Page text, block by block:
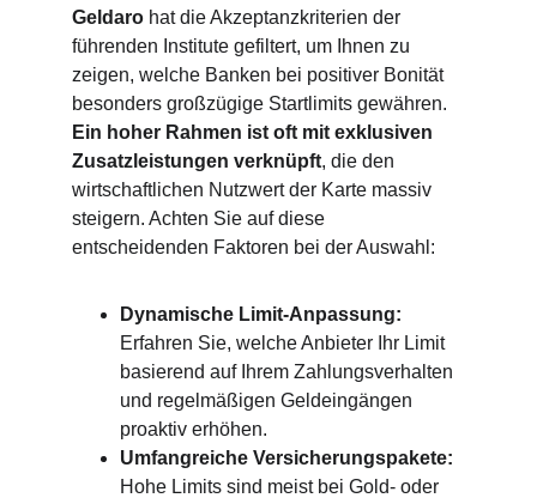
Geldaro hat die Akzeptanzkriterien der
führenden Institute gefiltert, um Ihnen zu
zeigen, welche Banken bei positiver Bonität
besonders großzügige Startlimits gewähren.
Ein hoher Rahmen ist oft mit exklusiven
Zusatzleistungen verknüpft, die den
wirtschaftlichen Nutzwert der Karte massiv
steigern. Achten Sie auf diese
entscheidenden Faktoren bei der Auswahl:
Dynamische Limit-Anpassung:
Erfahren Sie, welche Anbieter Ihr Limit
basierend auf Ihrem Zahlungsverhalten
und regelmäßigen Geldeingängen
proaktiv erhöhen.
Umfangreiche Versicherungspakete:
Hohe Limits sind meist bei Gold- oder